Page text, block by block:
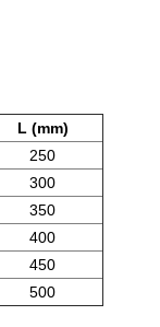
L (mm)
250
300
350
400
450
500